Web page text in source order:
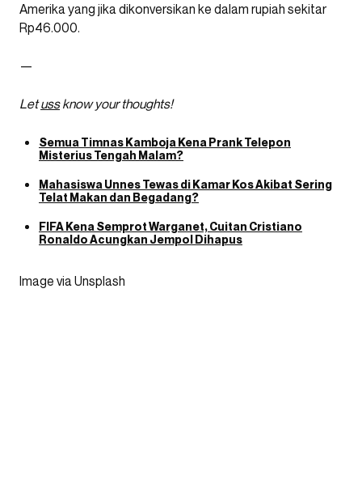
Amerika yang jika dikonversikan ke dalam rupiah sekitar
Rp46.000.
—
Letussknow your thoughts!
Semua Timnas Kamboja Kena Prank Telepon
Misterius Tengah Malam?
Mahasiswa Unnes Tewas di Kamar Kos Akibat Sering
Telat Makan dan Begadang?
FIFA Kena Semprot Warganet, Cuitan Cristiano
Ronaldo Acungkan Jempol Dihapus
Image via Unsplash